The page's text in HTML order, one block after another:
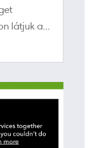
látjuk a...